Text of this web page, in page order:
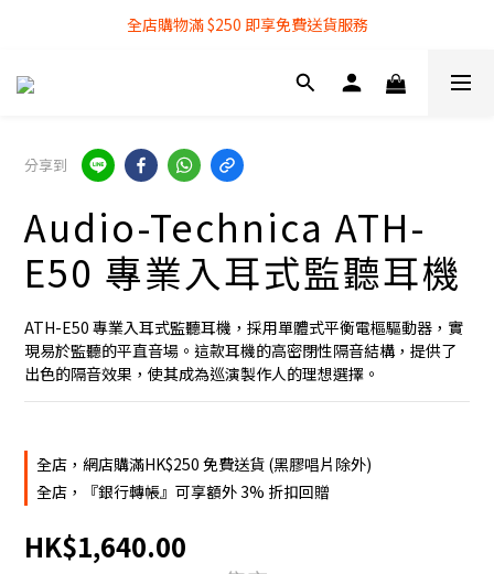
全店購物滿 $250 即享免費送貨服務
全店購物滿 $250 即享免費送貨服務
『銀行轉帳』付款方式 可享額外 3% 折扣回贈
分享到
Audio-Technica ATH-
E50 專業入耳式監聽耳機
ATH-E50 專業入耳式監聽耳機，採用單體式平衡電樞驅動器，實
現易於監聽的平直音場。這款耳機的高密閉性隔音結構，提供了
出色的隔音效果，使其成為巡演製作人的理想選擇。
全店，網店購滿HK$250 免費送貨 (黑膠唱片除外)
全店，『銀行轉帳』可享額外 3% 折扣回贈
HK$1,640.00